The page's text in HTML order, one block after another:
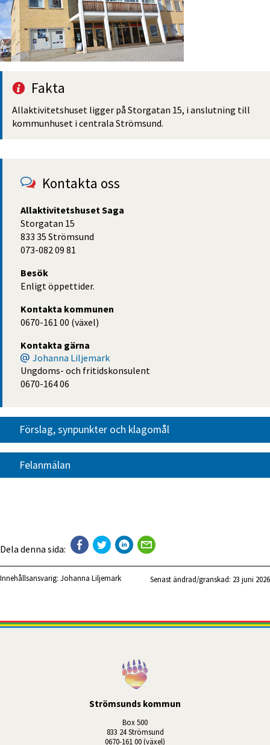
Fakta
Allaktivitets­huset ligger på Storgatan 15, i anslutning till
kommunhuset i centrala Strömsund.
Kontakta oss
Allaktivitetshuset Saga
Storgatan 15
833 35 Strömsund
073-082 09 81
Besök
Enligt öppettider.
Kontakta kommunen
0670-161 00 (växel)
Kontakta gärna
Johanna Liljemark
Ungdoms- och fritidskonsulent
0670-164 06
Förslag, synpunkter och klagomål
Felanmälan
Dela denna sida:
Innehållsansvarig: Johanna Liljemark Senast ändrad/granskad: 23 juni 2026
Strömsunds kommun
Box 500
833 24 Strömsund
0670-161 00 (växel)